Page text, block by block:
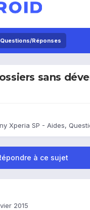
Réponses
sans
Xperia SP - Aides,
à ce sujet
2015